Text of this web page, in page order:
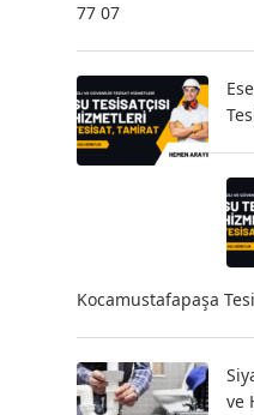
77 07
Kocamustafapaşa
ve